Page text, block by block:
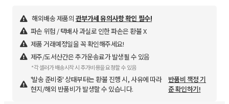
해외배송 제품의 관부가세 유의사항 확인 필수!
파손 위험 / 택배사 과실로 인한 파손은 환불 X
제품 거래예정일을 꼭 확인해주세요!
제주/도서산간은 추가운송료가 발생될 수 있음
*각 셀러가 배송시작 시 추가비용을 요청할 수 있음
'발송 준비중' 상태부터는 환불 진행 시, 사유에 따라
현지/해외 반품비가 발생할 수 있습니다.
반품비 책정 기
준 확인하기!